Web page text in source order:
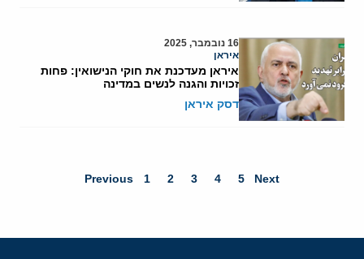
16 נובמבר, 2025
איראן
איראן מעדכנת את חוקי הנישואין: פחות
זכויות והגנה לנשים במדינה
דסק איראן
Previous 1 2 3 4 5 Next